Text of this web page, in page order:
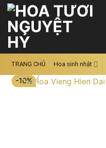
Skip
content
TRANG CHỦ Hoa sinh nhật
-10%